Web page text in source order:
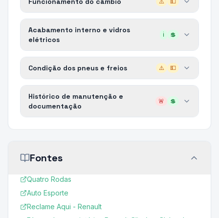
Acabamento interno e vidros
elétricos
ℹ️ 💲
Condição dos pneus e freios ⚠️ 💵
Histórico de manutenção e
documentação
🚨 💲
Fontes
Quatro Rodas
Auto Esporte
Reclame Aqui - Renault